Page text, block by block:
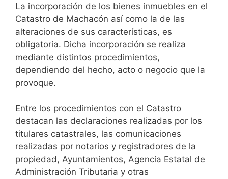
La incorporación de los bienes inmuebles en el
Catastro de Machacón así como la de las
alteraciones de sus características, es
obligatoria. Dicha incorporación se realiza
mediante distintos procedimientos,
dependiendo del hecho, acto o negocio que la
provoque.
Entre los procedimientos con el Catastro
destacan las declaraciones realizadas por los
titulares catastrales, las comunicaciones
realizadas por notarios y registradores de la
propiedad, Ayuntamientos, Agencia Estatal de
Administración Tributaria y otras